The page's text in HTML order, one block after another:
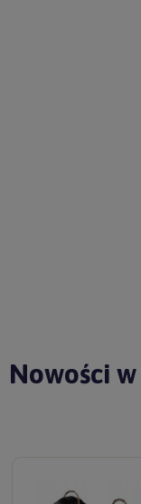
Nowości w